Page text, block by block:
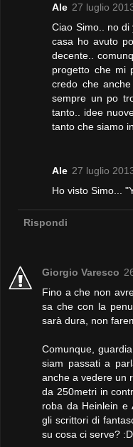
Ale 27 luglio
Ciao Simo.. no
casa ho avuto
decente..
progetto che mi
credo che
sempre un po
tanto.. idee
tanto che siamo
Ale 27 luglio
Ho visto Simo...
Rispondi
Giorgio Varesco
Fino a che non
sa che con la
sarà dura, non
Comunque,
siam passati a
anche a vedere un
da 250metri in
roba da Heinlein e
gli scrittori di
su cosa ci serve? :D